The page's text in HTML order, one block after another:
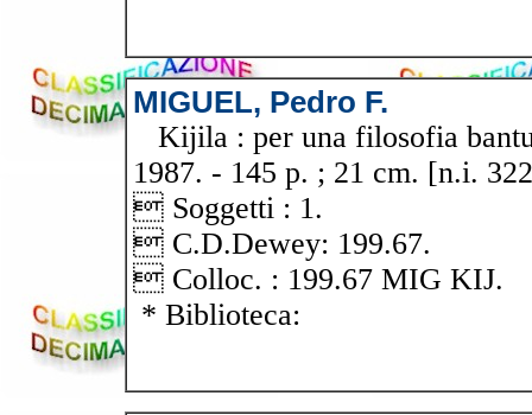
MIGUEL, Pedro F.
Kijila : per una filosofia
1987. - 145 p. ; 21 cm. [n.i.
 Soggetti : 1.
 C.D.Dewey: 199.67.
 Colloc. : 199.67 MIG KIJ.
* Biblioteca: